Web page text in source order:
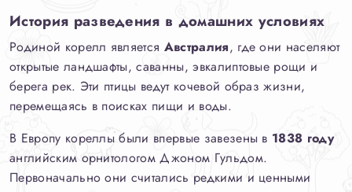
История разведения в домашних условиях
Родиной корелл является Австралия, где они населяют
открытые ландшафты, саванны, эвкалиптовые рощи и
берега рек. Эти птицы ведут кочевой образ жизни,
перемещаясь в поисках пищи и воды.
В Европу кореллы были впервые завезены в 1838 году
английским орнитологом Джоном Гульдом.
Первоначально они считались редкими и ценными